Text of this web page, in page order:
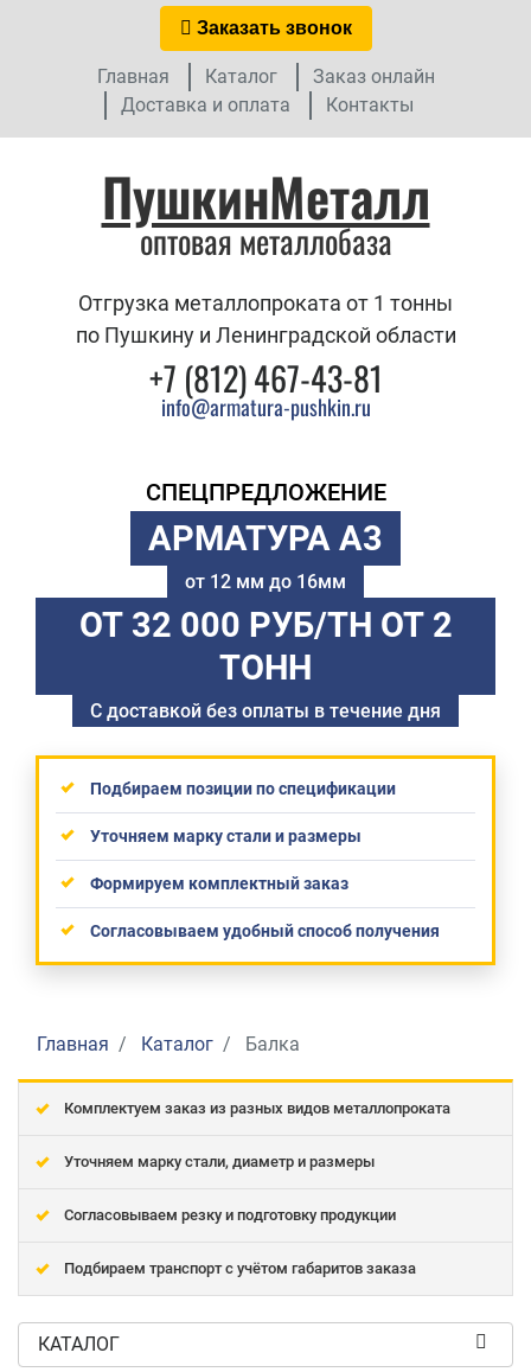
Заказать звонок
Главная Каталог
Заказ онлайн
Доставка и оплата
Контакты
ПушкинМеталл
оптовая металлобаза
Отгрузка металлопроката от 1 тонны
по Пушкину и Ленинградской области
+7 (812) 467-43-81
info@armatura-pushkin.ru
СПЕЦПРЕДЛОЖЕНИЕ
АРМАТУРА А3
от 12 мм до 16мм
ОТ 32 000 РУБ/ТН ОТ 2
ТОНН
С доставкой без оплаты в течение дня
Подбираем позиции по спецификации
Уточняем марку стали и размеры
Формируем комплектный заказ
Согласовываем удобный способ получения
Главная Каталог Балка
Комплектуем заказ из разных видов металлопроката
Уточняем марку стали, диаметр и размеры
Согласовываем резку и подготовку продукции
Подбираем транспорт с учётом габаритов заказа
КАТАЛОГ